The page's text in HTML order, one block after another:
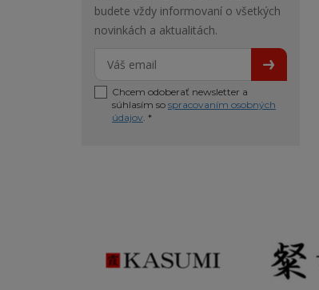
budete vždy informovaní o všetkých
novinkách a aktualitách.
Chcem odoberať newsletter a
súhlasím so spracovaním osobných
údajov. *